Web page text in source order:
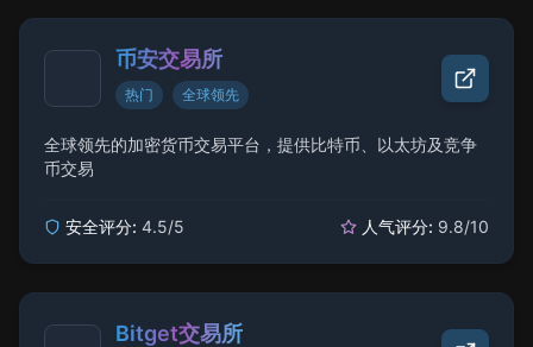
币安交易所
热门 全球领先
全球领先的加密货币交易平台，提供比特币、以太坊及竞争
币交易
安全评分: 4.5/5 人气评分: 9.8/10
Bitget交易所